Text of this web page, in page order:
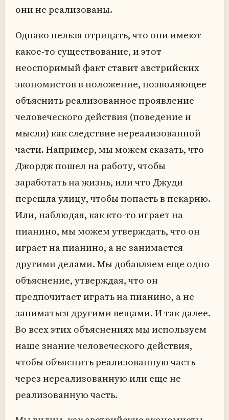
они не реализованы.
Однако нельзя отрицать, что они имеют
какое-то существование, и этот
неоспоримый факт ставит австрийских
экономистов в положение, позволяющее
объяснить реализованное проявление
человеческого действия (поведение и
мысли) как следствие нереализованной
части. Например, мы можем сказать, что
Джордж пошел на работу, чтобы
заработать на жизнь, или что Джуди
перешла улицу, чтобы попасть в пекарню.
Или, наблюдая, как кто-то играет на
пианино, мы можем утверждать, что он
играет на пианино, а не занимается
другими делами. Мы добавляем еще одно
объяснение, утверждая, что он
предпочитает играть на пианино, а не
заниматься другими вещами. И так далее.
Во всех этих объяснениях мы используем
наше знание человеческого действия,
чтобы объяснить реализованную часть
через нереализованную или еще не
реализованную часть.